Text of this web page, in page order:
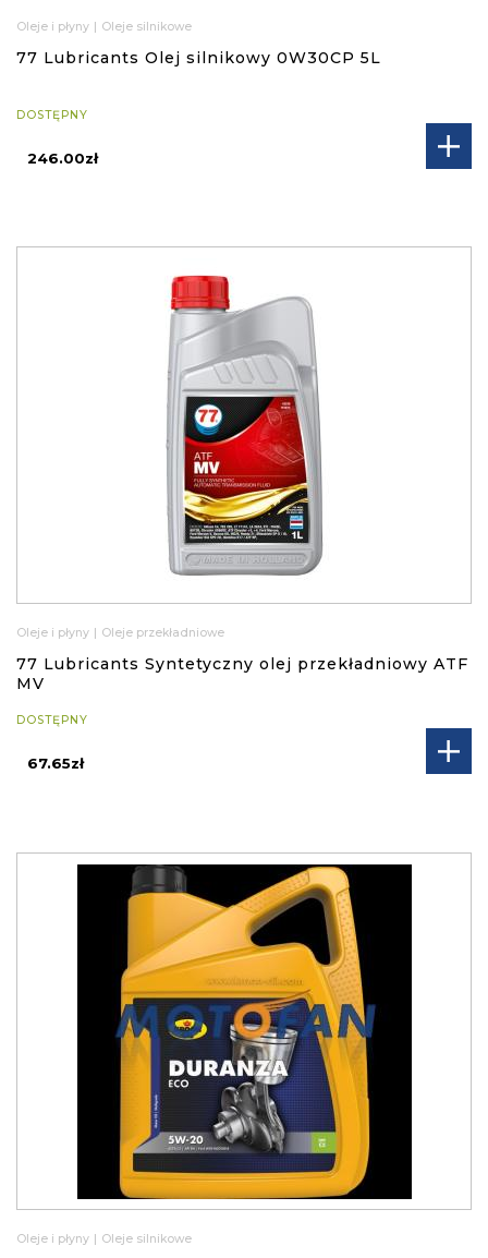
Oleje i płyny Oleje silnikowe
77 Lubricants Olej silnikowy 0W30CP 5L
DOSTĘPNY
246.00zł
Oleje i płyny Oleje przekładniowe
77 Lubricants Syntetyczny olej przekładniowy ATF
MV
DOSTĘPNY
67.65zł
Oleje i płyny | Oleje silnikowe